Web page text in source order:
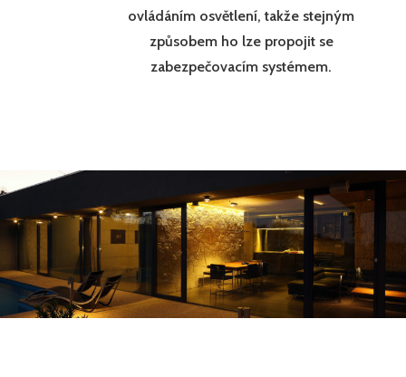
ovládáním osvětlení, takže stejným
způsobem ho lze propojit se
zabezpečovacím systémem.